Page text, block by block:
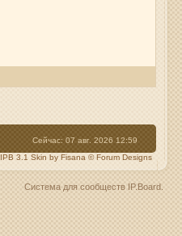
Сейчас: 07 авг. 2026 12:59
IPB 3.1 Skin by Fisana ©Forum Designs
Система для сообществ IP.Board